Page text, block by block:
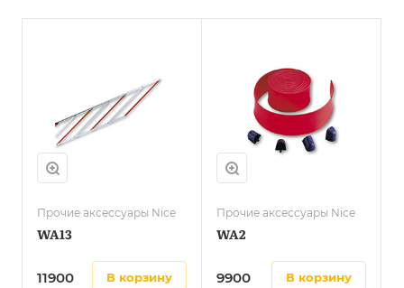
Прочие аксессуары Nice
WA13
11900 в корзину
Прочие аксессуары Nice
WA2
9900 в корзину